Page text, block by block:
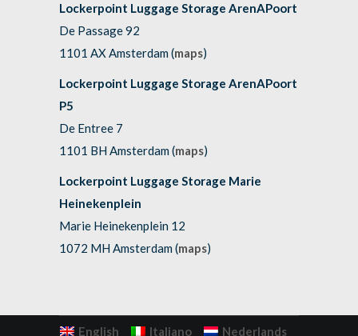
Lockerpoint Luggage Storage ArenAPoort
De Passage 92
1101 AX Amsterdam (maps)
Lockerpoint Luggage Storage ArenAPoort
P5
De Entree 7
1101 BH Amsterdam (maps)
Lockerpoint Luggage Storage Marie
Heinekenplein
Marie Heinekenplein 12
1072 MH Amsterdam (maps)
English Italiano Nederlands